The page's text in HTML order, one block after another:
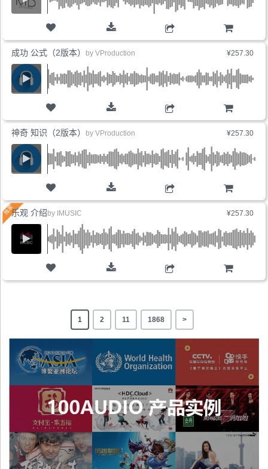
购物车
¥257.30
购物车
成功 公式（2版本） by VProduction
¥257.30
购物车
神奇 知识（2版本） by VProduction
¥257.30
购物车
乐观 介绍 by IMUSIC
1 2 11 1868 >